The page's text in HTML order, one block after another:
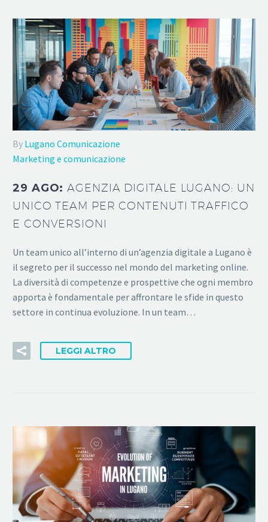
By Lugano Comunicazione
Marketing e comunicazione
29 AGO:AGENZIA DIGITALE LUGANO: UN
UNICO TEAM PER CONTENUTI TRAFFICO
E CONVERSIONI
Un team unico all’interno di un’agenzia digitale a Lugano è
il segreto per il successo nel mondo del marketing online.
La diversità di competenze e prospettive che ogni membro
apporta è fondamentale per affrontare le sfide in questo
settore in continua evoluzione. In un team…
LEGGI ALTRO